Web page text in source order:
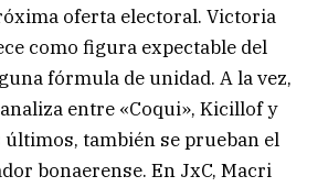
oferta electoral. Victoria
como figura expectable del
fórmula de unidad. A la vez,
entre «Coqui», Kicillof y
últimos, también se prueban el
bonaerense. En JxC, Macri